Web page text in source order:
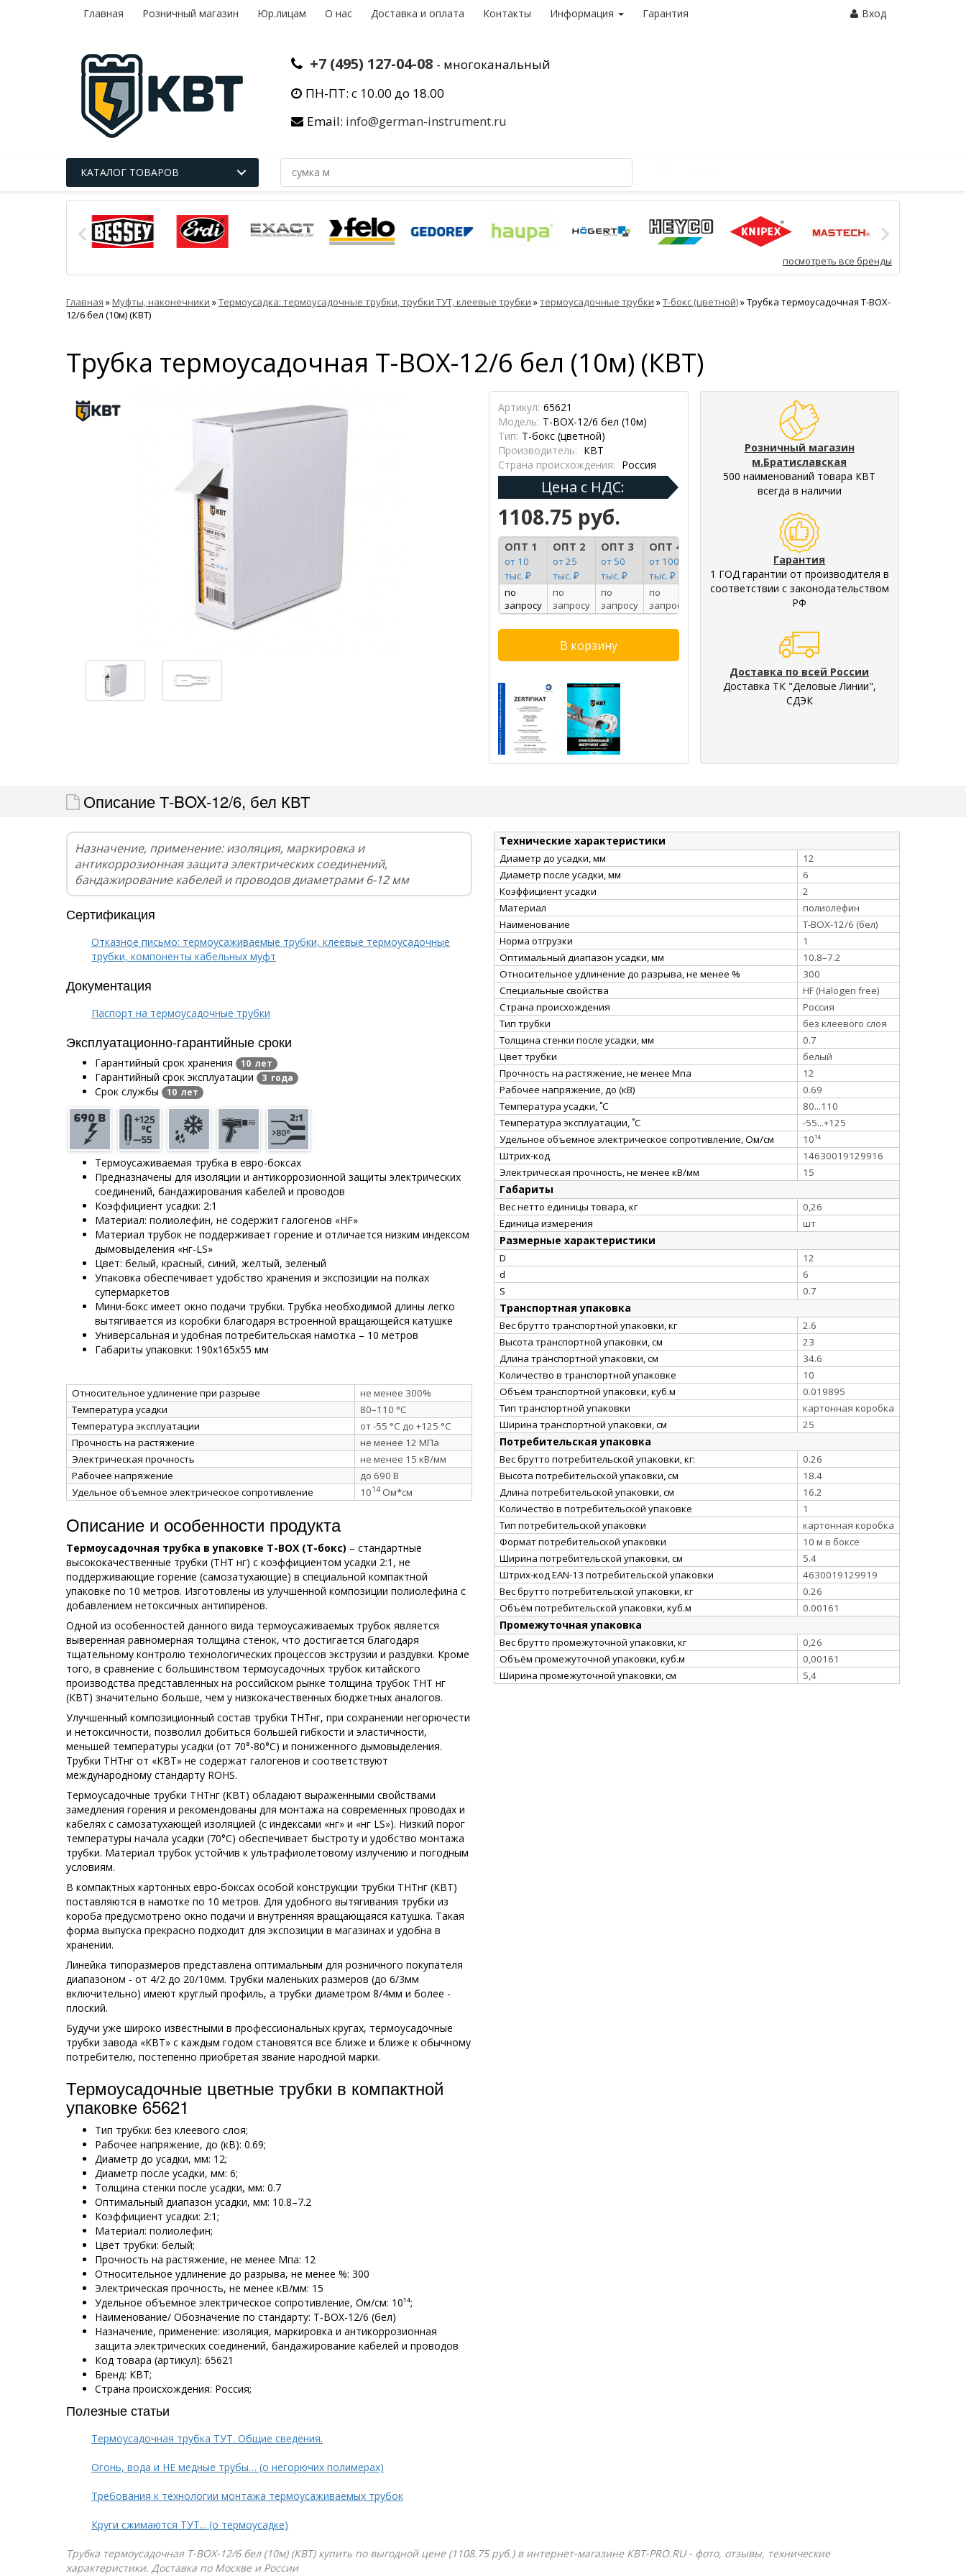
Главная Розничный магазин Юр.лицам О нас Доставка и оплата Контакты Информация Гарантия Вход
+7 (495) 127-04-08 - многоканальный
ПН-ПТ: с 10.00 до 18.00
Email: info@german-instrument.ru
КАТАЛОГ ТОВАРОВ
посмотреть все бренды
Главная »Муфты, наконечники »Термоусадка: термоусадочные трубки, трубки ТУТ, клеевые трубки »термоусадочные трубки »Т-бокс (цветной)»Трубка термоусадочная Т-BOX-
12/6 бел (10м) (КВТ)
Трубка термоусадочная Т-BOX-12/6 бел (10м) (КВТ)
Артикул: 65621
Модель: Т-BOX-12/6 бел (10м)
Тип: Т-бокс (цветной)
Производитель: КВТ
Страна происхождения: Россия
Цена с НДС:
1108.75 руб.
ОПТ 1
от 10
тыс. ₽
ОПТ 2
от 25
тыс. ₽
ОПТ 3
от 50
тыс. ₽
ОПТ 4
от 100
тыс. ₽
по
запросу
по
запросу
по
запросу
по
запросу
Розничный магазин
м.Братиславская
500 наименований товара КВТ
всегда в наличии
Гарантия
1 ГОД гарантии от производителя в
соответствии с законодательством
РФ
Доставка по всей России
Доставка ТК "Деловые Линии",
СДЭК
Описание Т-BOX-12/6, бел КВТ
Назначение, применение: изоляция, маркировка и
антикоррозионная защита электрических соединений,
бандажирование кабелей и проводов диаметрами 6-12 мм
Сертификация
Отказное письмо: термоусаживаемые трубки, клеевые термоусадочные
трубки, компоненты кабельных муфт
Документация
Паспорт на термоусадочные трубки
Эксплуатационно-гарантийные сроки
Гарантийный срок хранения 10 лет
Гарантийный срок эксплуатации 3 года
Срок службы 10 лет
Термоусаживаемая трубка в евро-боксах
Предназначены для изоляции и антикоррозионной защиты электрических
соединений, бандажирования кабелей и проводов
Коэффициент усадки: 2:1
Материал: полиолефин, не содержит галогенов «HF»
Материал трубок не поддерживает горение и отличается низким индексом
дымовыделения «нг-LS»
Цвет: белый, красный, синий, желтый, зеленый
Упаковка обеспечивает удобство хранения и экспозиции на полках
супермаркетов
Мини-бокс имеет окно подачи трубки. Трубка необходимой длины легко
вытягивается из коробки благодаря встроенной вращающейся катушке
Универсальная и удобная потребительская намотка – 10 метров
Габариты упаковки: 190х165х55 мм
Относительное удлинение при разрыве
не менее 300%
Температура усадки
80–110 °C
Температура эксплуатации
от -55 °C до +125 °C
Прочность на растяжение
не менее 12 МПа
Электрическая прочность
не менее 15 кВ/мм
Рабочее напряжение
до 690 В
Удельное объемное электрическое сопротивление
1014 Ом*см
Описание и особенности продукта
Термоусадочная трубка в упаковке Т-ВОХ (Т-бокс) – стандартные
высококачественные трубки (ТНТ нг) с коэффициентом усадки 2:1, не
поддерживающие горение (самозатухающие) в специальной компактной
упаковке по 10 метров. Изготовлены из улучшенной композиции полиолефина с
добавлением нетоксичных антипиренов.
Одной из особенностей данного вида термоусаживаемых трубок является
выверенная равномерная толщина стенок, что достигается благодаря
тщательному контролю технологических процессов экструзии и раздувки. Кроме
того, в сравнение с большинством термоусадочных трубок китайского
производства представленных на российском рынке толщина трубок ТНТ нг
(КВТ) значительно больше, чем у низкокачественных бюджетных аналогов.
Улучшенный композиционный состав трубки ТНТнг, при сохранении негорючести
и нетоксичности, позволил добиться большей гибкости и эластичности,
меньшей температуры усадки (от 70°-80°С) и пониженного дымовыделения.
Трубки ТНТнг от «КВТ» не содержат галогенов и соответствуют
международному стандарту ROHS.
Термоусадочные трубки ТНТнг (КВТ) обладают выраженными свойствами
замедления горения и рекомендованы для монтажа на современных проводах и
кабелях с самозатухающей изоляцией (с индексами «нг» и «нг LS»). Низкий порог
температуры начала усадки (70°С) обеспечивает быстроту и удобство монтажа
трубки. Материал трубок устойчив к ультрафиолетовому излучению и погодным
условиям.
В компактных картонных евро-боксах особой конструкции трубки ТНТнг (КВТ)
поставляются в намотке по 10 метров. Для удобного вытягивания трубки из
короба предусмотрено окно подачи и внутренняя вращающаяся катушка. Такая
форма выпуска прекрасно подходит для экспозиции в магазинах и удобна в
хранении.
Линейка типоразмеров представлена оптимальным для розничного покупателя
диапазоном - от 4/2 до 20/10мм. Трубки маленьких размеров (до 6/3мм
включительно) имеют круглый профиль, а трубки диаметром 8/4мм и более -
плоский.
Будучи уже широко известными в профессиональных кругах, термоусадочные
трубки завода «КВТ» с каждым годом становятся все ближе и ближе к обычному
потребителю, постепенно приобретая звание народной марки.
Термоусадочные цветные трубки в компактной
упаковке 65621
Тип трубки: без клеевого слоя;
Рабочее напряжение, до (кВ): 0.69;
Диаметр до усадки, мм: 12;
Диаметр после усадки, мм: 6;
Толщина стенки после усадки, мм: 0.7
Оптимальный диапазон усадки, мм: 10.8–7.2
Коэффициент усадки: 2:1;
Материал: полиолефин;
Цвет трубки: белый;
Прочность на растяжение, не менее Мпа: 12
Относительное удлинение до разрыва, не менее %: 300
Электрическая прочность, не менее кВ/мм: 15
Удельное объемное электрическое сопротивление, Ом/см: 10¹⁴;
Наименование/ Обозначение по стандарту: Т-BOX-12/6 (бел)
Назначение, применение: изоляция, маркировка и антикоррозионная
защита электрических соединений, бандажирование кабелей и проводов
Код товара (артикул): 65621
Бренд: КВТ;
Страна происхождения: Россия;
Полезные статьи
Термоусадочная трубка ТУТ. Общие сведения.
Огонь, вода и НЕ медные трубы… (о негорючих полимерах)
Требования к технологии монтажа термоусаживаемых трубок
Круги сжимаются ТУТ... (о термоусадке)
Технические характеристики
Диаметр до усадки, мм
12
Диаметр после усадки, мм
6
Коэффициент усадки
2
Материал
полиолефин
Наименование
Т-BOX-12/6 (бел)
Норма отгрузки
1
Оптимальный диапазон усадки, мм
10.8–7.2
Относительное удлинение до разрыва, не менее %
300
Специальные свойства
HF (Halogen free)
Страна происхождения
Россия
Тип трубки
без клеевого слоя
Толщина стенки после усадки, мм
0.7
Цвет трубки
белый
Прочность на растяжение, не менее Мпа
12
Рабочее напряжение, до (кВ)
0.69
Температура усадки, ˚С
80...110
Температура эксплуатации, ˚С
-55...+125
Удельное объемное электрическое сопротивление, Ом/см
10¹⁴
Штрих-код
14630019129916
Электрическая прочность, не менее кВ/мм
15
Габариты
Вес нетто единицы товара, кг
0,26
Единица измерения
шт
Размерные характеристики
D
12
d
6
S
0.7
Транспортная упаковка
Вес брутто транспортной упаковки, кг
2.6
Высота транспортной упаковки, см
23
Длина транспортной упаковки, см
34.6
Количество в транспортной упаковке
10
Объём транспортной упаковки, куб.м
0.019895
Тип транспортной упаковки
картонная коробка
Ширина транспортной упаковки, см
25
Потребительская упаковка
Вес брутто потребительской упаковки, кг:
0.26
Высота потребительской упаковки, см
18.4
Длина потребительской упаковки, см
16.2
Количество в потребительской упаковке
1
Тип потребительской упаковки
картонная коробка
Формат потребительской упаковки
10 м в боксе
Ширина потребительской упаковки, см
5.4
Штрих-код EAN-13 потребительской упаковки
4630019129919
Вес брутто потребительской упаковки, кг
0.26
Объём потребительской упаковки, куб.м
0.00161
Промежуточная упаковка
Вес брутто промежуточной упаковки, кг
0,26
Объём промежуточной упаковки, куб.м
0,00161
Ширина промежуточной упаковки, см
5,4
Трубка термоусадочная Т-BOX-12/6 бел (10м) (КВТ) купить по выгодной цене (1108.75 руб.) в интернет-магазине КВТ-PRO.RU - фото, отзывы, технические
характеристики. Доставка по Москве и России